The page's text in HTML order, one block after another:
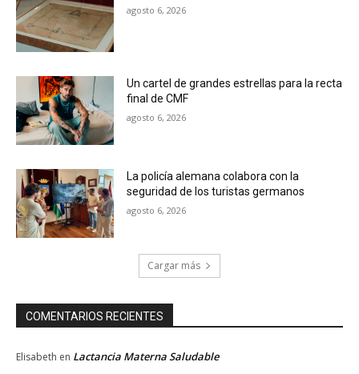
agosto 6, 2026
Un cartel de grandes estrellas para la recta
final de CMF
agosto 6, 2026
La policía alemana colabora con la
seguridad de los turistas germanos
agosto 6, 2026
Cargar más
COMENTARIOS RECIENTES
Elisabeth en Lactancia Materna Saludable